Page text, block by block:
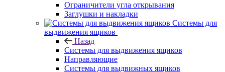
Ограничители угла открывания
Заглушки и накладки
Системы для
выдвижения ящиков
Назад
Системы для выдвижения ящиков
Направляющие
Системы для выдвижных ящиков